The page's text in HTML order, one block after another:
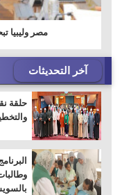
مصر وليبيا
آخر التحديثات
حلقة